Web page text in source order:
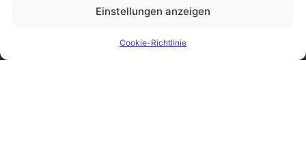
Einstellungen anzeigen
Cookie-Richtlinie